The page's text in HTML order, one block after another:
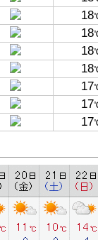
18
18
18
18
17
17
17